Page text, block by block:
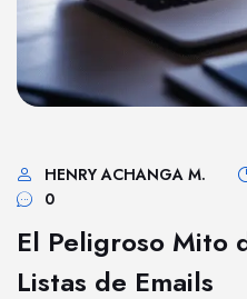
HENRY ACHANGA M.
0
El Peligroso Mito
Listas de Emails